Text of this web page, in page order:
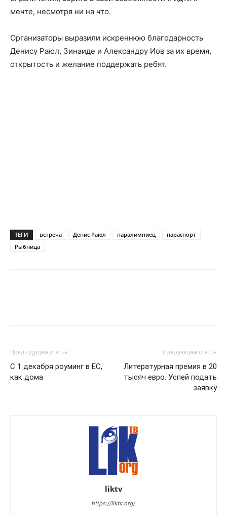
мечте, несмотря ни на что.
Организаторы выразили искреннюю благодарность
Денису Раюл, Зинаиде и Александру Иов за их время,
открытость и желание поддержать ребят.
ТЕГИ встреча Денис Раюл паралимпиец
параспорт
Рыбница
Предыдущая статья
С 1 декабря роуминг в ЕС,
как дома
Следующая статья
Литературная премия в 20
тысяч евро. Успей подать
заявку
liktv
https://liktv.org/